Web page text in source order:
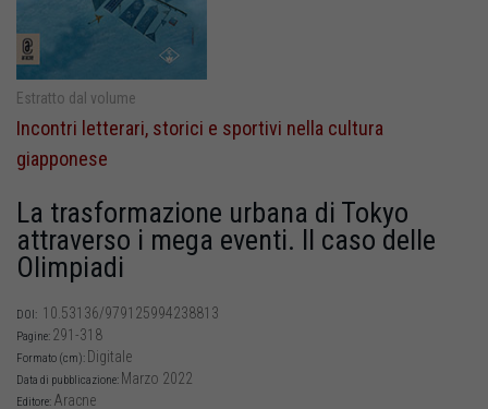
Estratto dal volume
Incontri letterari, storici e sportivi nella cultura
giapponese
La trasformazione urbana di Tokyo
attraverso i mega eventi. Il caso delle
Olimpiadi
DOI: 10.53136/979125994238813
Pagine: 291-318
Formato (cm): Digitale
Data di pubblicazione: Marzo 2022
Editore: Aracne